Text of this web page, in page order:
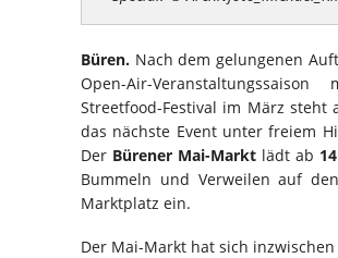
Büren. Nach dem gelungenen
Open-Air-
Streetfood-Festival im März steht
das nächste Event unter freiem
Der Bürener Mai-Markt lädt ab
Bummeln und Verweilen auf
Marktplatz ein.
Der Mai-Markt hat sich inzwischen